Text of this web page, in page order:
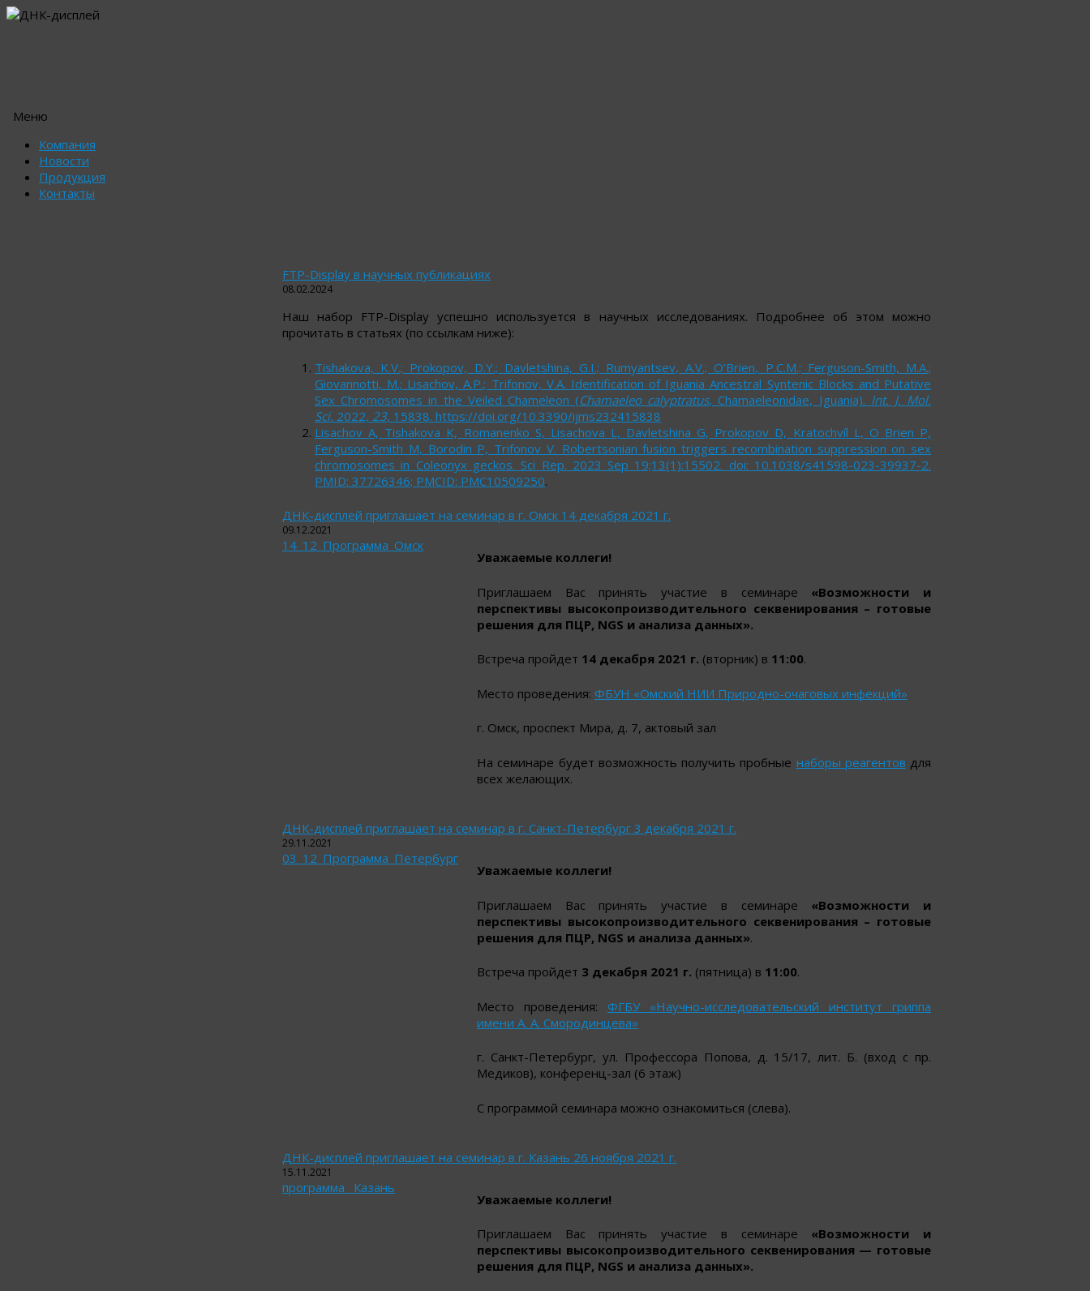
Меню
Перейти
содержимому
Компания
Новости
Продукция
Контакты
FTP-Display в научных публикациях
08.02.2024
Наш набор FTP-Display успешно используется в научных исследованиях. Подробнее об этом можно
прочитать в статьях (по ссылкам ниже):
Tishakova, K.V.; Prokopov, D.Y.; Davletshina, G.I.; Rumyantsev, A.V.; O’Brien, P.C.M.; Ferguson-Smith, M.A.;
Giovannotti, M.; Lisachov, A.P.; Trifonov, V.A. Identification of Iguania Ancestral Syntenic Blocks and Putative
Sex Chromosomes in the Veiled Chameleon (Chamaeleo calyptratus, Chamaeleonidae, Iguania). Int. J. Mol.
Sci. 2022, 23, 15838. https://doi.org/10.3390/ijms232415838
Lisachov A, Tishakova K, Romanenko S, Lisachova L, Davletshina G, Prokopov D, Kratochvíl L, O Brien P,
Ferguson-Smith M, Borodin P, Trifonov V. Robertsonian fusion triggers recombination suppression on sex
chromosomes in Coleonyx geckos. Sci Rep. 2023 Sep 19;13(1):15502. doi: 10.1038/s41598-023-39937-2.
PMID: 37726346; PMCID: PMC10509250.
ДНК-дисплей приглашает на семинар в г. Омск 14 декабря 2021 г.
09.12.2021
14_12_Программа_Омск
Уважаемые коллеги!
Приглашаем Вас принять участие в семинаре «Возможности и
перспективы высокопроизводительного секвенирования – готовые
решения для ПЦР, NGS и анализа данных».
Встреча пройдет 14 декабря 2021 г. (вторник) в 11:00.
Место проведения: ФБУН «Омский НИИ Природно-очаговых инфекций»
г. Омск, проспект Мира, д. 7, актовый зал
На семинаре будет возможность получить пробные наборы реагентов для
всех желающих.
ДНК-дисплей приглашает на семинар в г. Санкт-Петербург 3 декабря 2021 г.
29.11.2021
03_12_Программа_Петербург
Уважаемые коллеги!
Приглашаем Вас принять участие в семинаре «Возможности и
перспективы высокопроизводительного секвенирования – готовые
решения для ПЦР, NGS и анализа данных».
Встреча пройдет 3 декабря 2021 г. (пятница) в 11:00.
Место проведения: ФГБУ «Научно-исследовательский институт гриппа
имени А. А. Смородинцева»
г. Санкт-Петербург, ул. Профессора Попова, д. 15/17, лит. Б. (вход с пр.
Медиков), конференц-зал (6 этаж)
С программой семинара можно ознакомиться (слева).
ДНК-дисплей приглашает на семинар в г. Казань 26 ноября 2021 г.
15.11.2021
программа _Казань
Уважаемые коллеги!
Приглашаем Вас принять участие в семинаре «Возможности и
перспективы высокопроизводительного секвенирования — готовые
решения для ПЦР, NGS и анализа данных».